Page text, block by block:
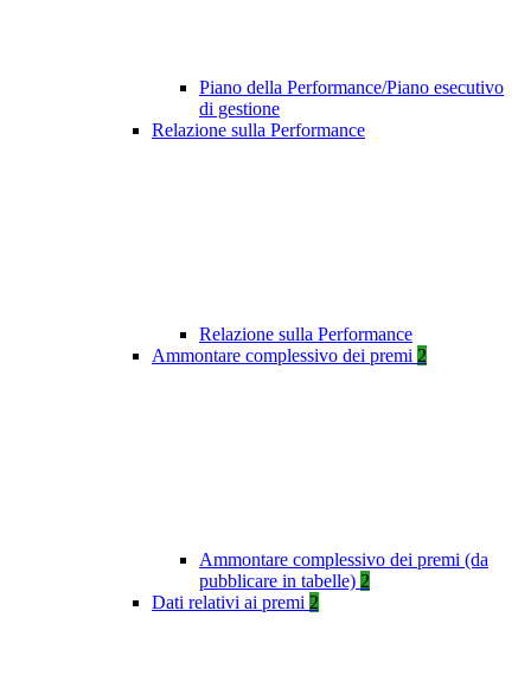
Piano della Performance/Piano esecutivo
di gestione
Relazione sulla Performance
Relazione sulla Performance
Ammontare complessivo dei premi 2
Ammontare complessivo dei premi (da
pubblicare in tabelle) 2
Dati relativi ai premi 2